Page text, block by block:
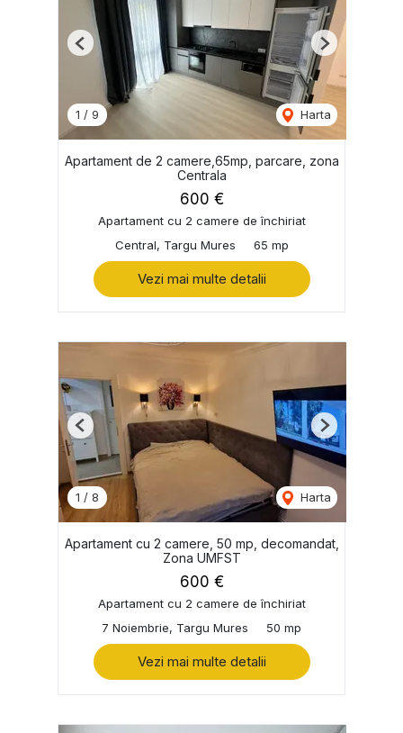
1 / 9 Harta
Previous Next
Apartament de 2 camere,65mp, parcare, zona
Centrala
600 €
Apartament cu 2 camere de închiriat
Central, Targu Mures
65 mp
Vezi mai multe detalii
1 / 8 Harta
Previous Next
Apartament cu 2 camere, 50 mp, decomandat,
Zona UMFST
600 €
Apartament cu 2 camere de închiriat
7 Noiembrie, Targu Mures
50 mp
Vezi mai multe detalii